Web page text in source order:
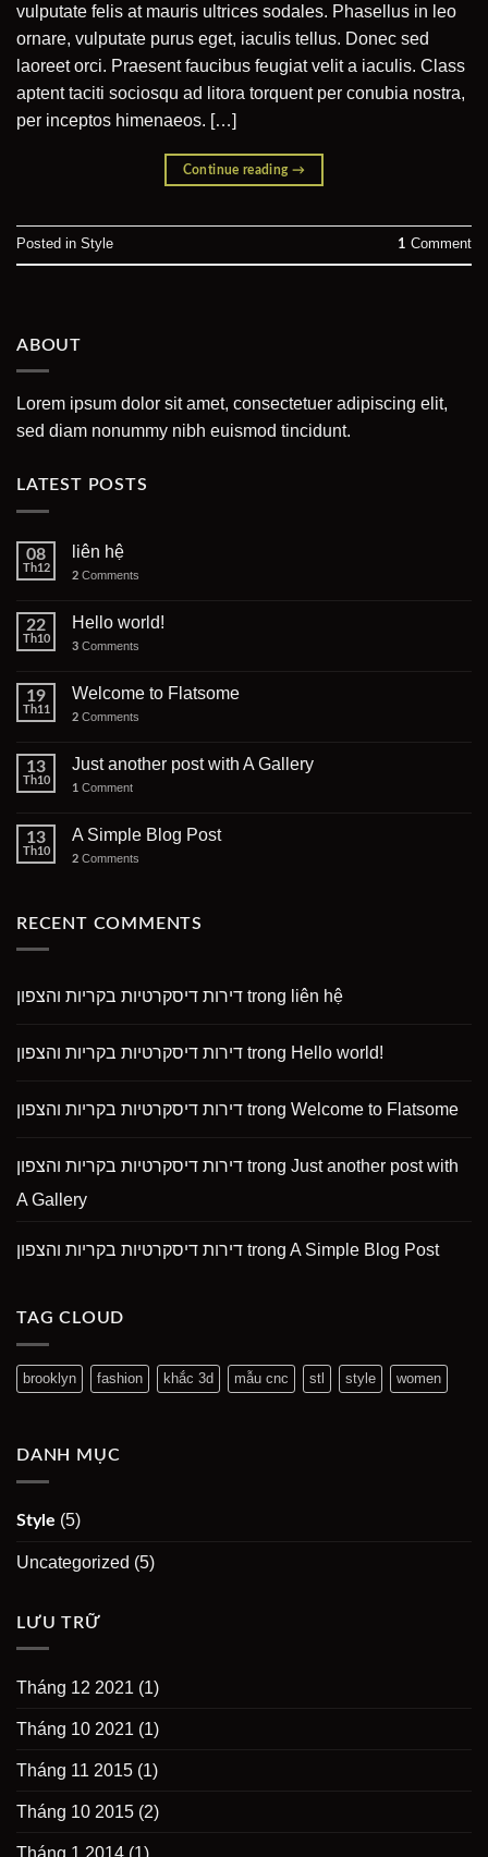
vulputate felis at mauris ultrices sodales. Phasellus in leo
ornare, vulputate purus eget, iaculis tellus. Donec sed
laoreet orci. Praesent faucibus feugiat velit a iaculis. Class
aptent taciti sociosqu ad litora torquent per conubia nostra,
per inceptos himenaeos. […]
Continue reading →
Posted in Style 1 Comment
ABOUT
Lorem ipsum dolor sit amet, consectetuer adipiscing elit,
sed diam nonummy nibh euismod tincidunt.
LATEST POSTS
08
Th12
liên hệ
2 Comments
22
Th10
Hello world!
3 Comments
19
Th11
Welcome to Flatsome
2 Comments
13
Th10
Just another post with A Gallery
1 Comment
13
Th10
A Simple Blog Post
2 Comments
RECENT COMMENTS
דירות דיסקרטיות בקריות והצפון trong liên hệ
דירות דיסקרטיות בקריות והצפון trong Hello world!
דירות דיסקרטיות בקריות והצפון trong Welcome to Flatsome
דירות דיסקרטיות בקריות והצפון trong Just another post with
A Gallery
דירות דיסקרטיות בקריות והצפון trong A Simple Blog Post
TAG CLOUD
brooklyn fashion khắc 3d mẫu cnc stl style women
DANH MỤC
Style (5)
Uncategorized (5)
LƯU TRỮ
Tháng 12 2021 (1)
Tháng 10 2021 (1)
Tháng 11 2015 (1)
Tháng 10 2015 (2)
Tháng 1 2014 (1)